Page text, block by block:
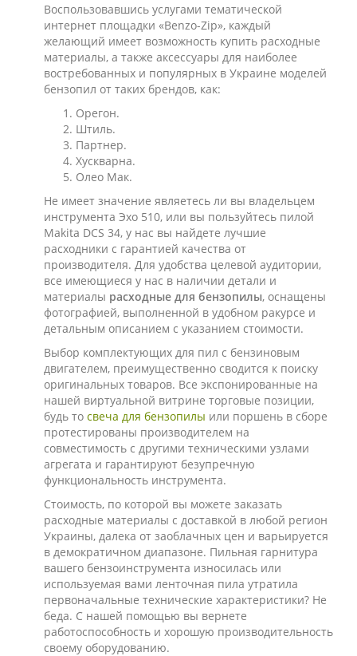
Воспользовавшись услугами тематической
интернет площадки «Benzo-Zip», каждый
желающий имеет возможность купить расходные
материалы, а также аксессуары для наиболее
востребованных и популярных в Украине моделей
бензопил от таких брендов, как:
Орегон.
Штиль.
Партнер.
Хускварна.
Олео Мак.
Не имеет значение являетесь ли вы владельцем
инструмента Эхо 510, или вы пользуйтесь пилой
Makita DCS 34, у нас вы найдете лучшие
расходники с гарантией качества от
производителя. Для удобства целевой аудитории,
все имеющиеся у нас в наличии детали и
материалы расходные для бензопилы, оснащены
фотографией, выполненной в удобном ракурсе и
детальным описанием с указанием стоимости.
Выбор комплектующих для пил с бензиновым
двигателем, преимущественно сводится к поиску
оригинальных товаров. Все экспонированные на
нашей виртуальной витрине торговые позиции,
будь то свеча для бензопилы или поршень в сборе
протестированы производителем на
совместимость с другими техническими узлами
агрегата и гарантируют безупречную
функциональность инструмента.
Стоимость, по которой вы можете заказать
расходные материалы с доставкой в любой регион
Украины, далека от заоблачных цен и варьируется
в демократичном диапазоне. Пильная гарнитура
вашего бензоинструмента износилась или
используемая вами ленточная пила утратила
первоначальные технические характеристики? Не
беда. С нашей помощью вы вернете
работоспособность и хорошую производительность
своему оборудованию.